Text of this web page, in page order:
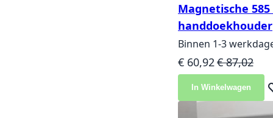
Magnetische
handdoekhouder
Binnen 1-3
Speciale prijs
€ 60,92Normale prijs
€ 87,02
In Winkelwagen